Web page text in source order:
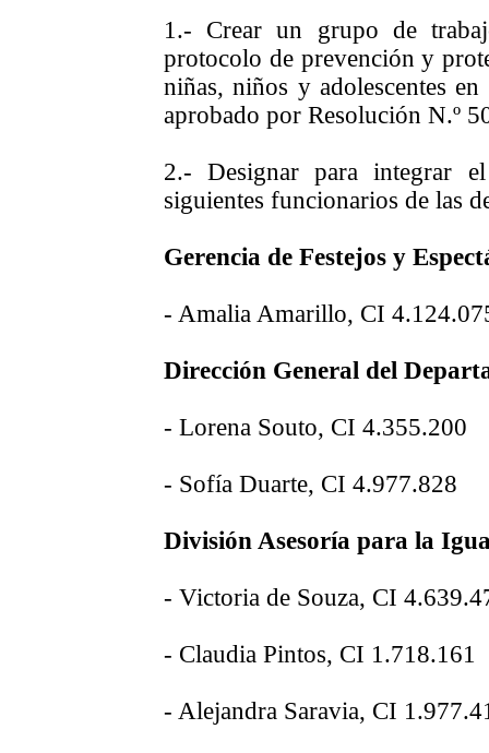
1.- Crear un grupo de
protocolo de prevención y
niñas, niños y adolescentes
aprobado por Resolución N.º
2.- Designar para integrar
siguientes funcionarios de las
Gerencia de Festejos y
- Amalia Amarillo, CI
Dirección General del
- Lorena Souto, CI 4.355.200
- Sofía Duarte, CI 4.977.828
División Asesoría para la
- Victoria de Souza, CI
- Claudia Pintos, CI 1.718.161
- Alejandra Saravia, CI